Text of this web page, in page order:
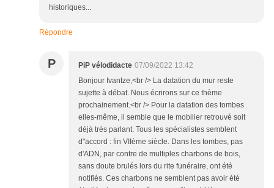
historiques...
Répondre
P PiP vélodidacte 07/09/2022 13:42
Bonjour Ivantze,<br /> La datation du mur reste
sujette à débat. Nous écrirons sur ce thème
prochainement.<br /> Pour la datation des tombes
elles-même, il semble que le mobilier retrouvé soit
déjà très parlant. Tous les spécialistes semblent
d"accord : fin VIIème siècle. Dans les tombes, pas
d'ADN, par contre de multiples charbons de bois,
sans doute brulés lors du rite funéraire, ont été
notifiés. Ces charbons ne semblent pas avoir été